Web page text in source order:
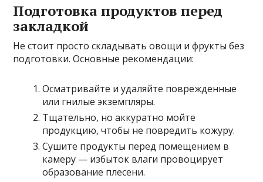
Подготовка продуктов перед
закладкой
Не стоит просто складывать овощи и фрукты без
подготовки. Основные рекомендации:
Осматривайте и удаляйте поврежденные
или гнилые экземпляры.
Тщательно, но аккуратно мойте
продукцию, чтобы не повредить кожуру.
Сушите продукты перед помещением в
камеру — избыток влаги провоцирует
образование плесени.